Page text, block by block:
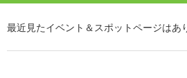
最近見たイベント＆スポットページはあ